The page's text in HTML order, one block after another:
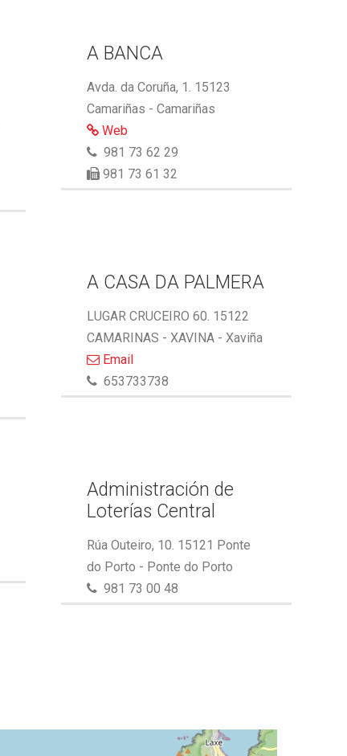
A BANCA
Avda. da Coruña, 1. 15123
Camariñas - Camariñas
Web
981 73 62 29
981 73 61 32
A CASA DA PALMERA
LUGAR CRUCEIRO 60. 15122
CAMARINAS - XAVINA - Xaviña
Email
653733738
Administración de
Loterías Central
Rúa Outeiro, 10. 15121 Ponte
do Porto - Ponte do Porto
981 73 00 48